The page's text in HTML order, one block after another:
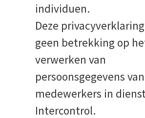
individuen.
Deze
geen betrekking op
verwerken van
persoonsgegevens van
medewerkers in
Intercontrol.